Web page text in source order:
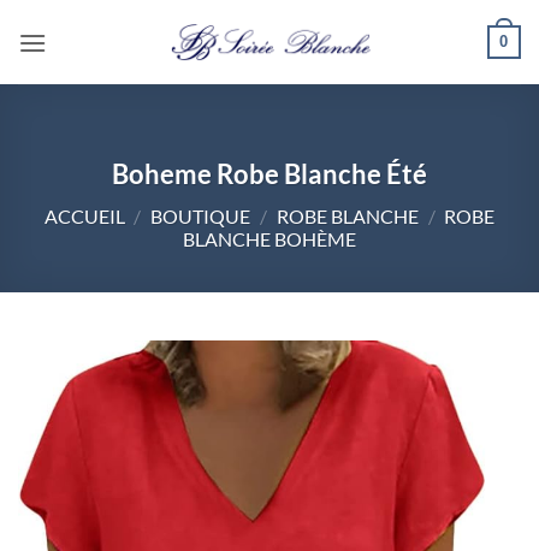
0
Boheme Robe Blanche Été
ACCUEIL / BOUTIQUE / ROBE BLANCHE / ROBE
BLANCHE BOHÈME